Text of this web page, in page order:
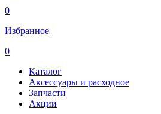
0
Избранное
0
Каталог
Аксессуары и расходное
Запчасти
Акции